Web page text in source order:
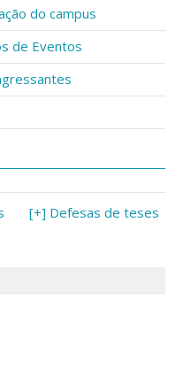
do campus
de Eventos
[+] Defesas de teses